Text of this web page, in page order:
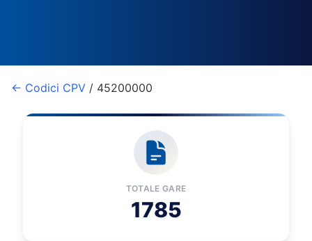
← Codici CPV / 45200000
TOTALE GARE
1785